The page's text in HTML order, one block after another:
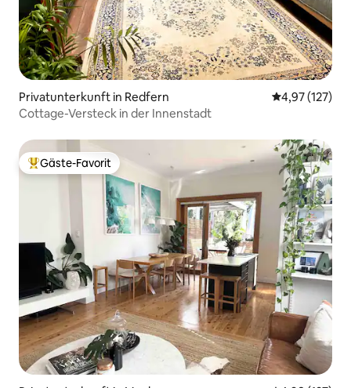
Privatunterkunft in Redfern
4,97 (127)
Cottage-Versteck in der Innenstadt
Beliebter Gäste-Favorit.
Gäste-Favorit